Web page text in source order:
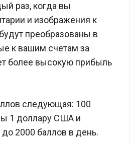
раз, когда вы
и изображения к
преобразованы в
к вашим счетам за
более высокую прибыль
следующая: 100
1 доллару США и
2000 баллов в день.